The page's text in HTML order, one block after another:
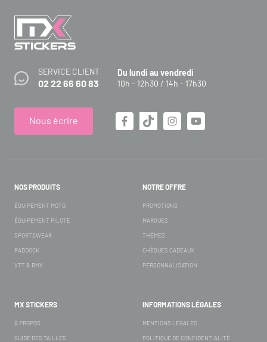
SERVICE CLIENT
02 22 66 60 83
Du lundi au vendredi
10h - 12h30 / 14h - 17h30
Nous écrire
NOS PRODUITS
ÉQUIPEMENT MOTO
ÉQUIPEMENT PILOTE
SPORTSWEAR
PADDOCK
VTT & BMX
NOTRE OFFRE
PROMOTIONS
MARQUES
THÈMES
CHÈQUES CADEAUX
PERSONNALISATION
MX STICKERS
À PROPOS
GUIDE DES TAILLES
INFORMATIONS LÉGALES
MENTIONS LÉGALES
POLITIQUE DE CONFIDENTIALITÉ